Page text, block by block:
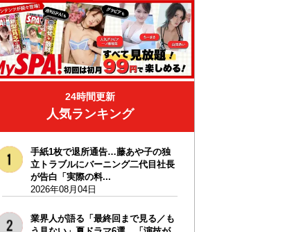
24時間更新
人気ランキング
手紙1枚で退所通告…藤あや子の独
立トラブルにバーニング二代目社長
が告白「実際の料...
2026年08月04日
業界人が語る「最終回まで見る／も